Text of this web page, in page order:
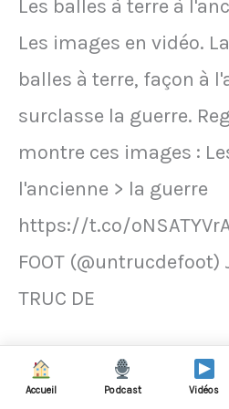
Europe
avec
62
matches
invaincus
pendant
la
Première
Guerre
mondiale
Bleus
Les balles à terre à
Les images en vidéo.
balles à terre, façon à
surclasse la guerre.
montre ces images :
l'ancienne > la guerre
https://t.co/
FOOT (@untrucdefoot)
TRUC DE
VIDÉO
Lire la suite »
Accueil Podcast Vidéos